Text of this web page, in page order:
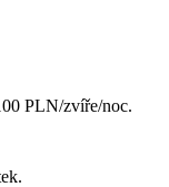
PLN/zvíře/noc.